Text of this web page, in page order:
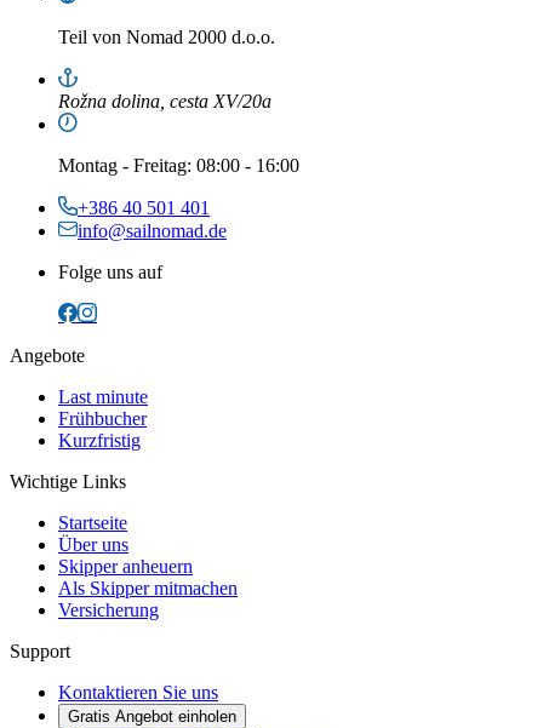
Teil von Nomad 2000 d.o.o.
Rožna dolina, cesta XV/20a
Montag - Freitag: 08:00 - 16:00
+386 40 501 401
info@sailnomad.de
Folge uns auf
Angebote
Last minute
Frühbucher
Kurzfristig
Wichtige Links
Startseite
Über uns
Skipper anheuern
Als Skipper mitmachen
Versicherung
Support
Kontaktieren Sie uns
Gratis Angebot einholen